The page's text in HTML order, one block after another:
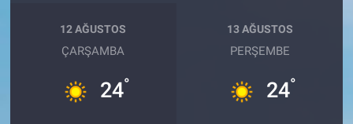
12 AĞUSTOS
ÇARŞAMBA
24°
13 AĞUSTOS
PERŞEMBE
24°